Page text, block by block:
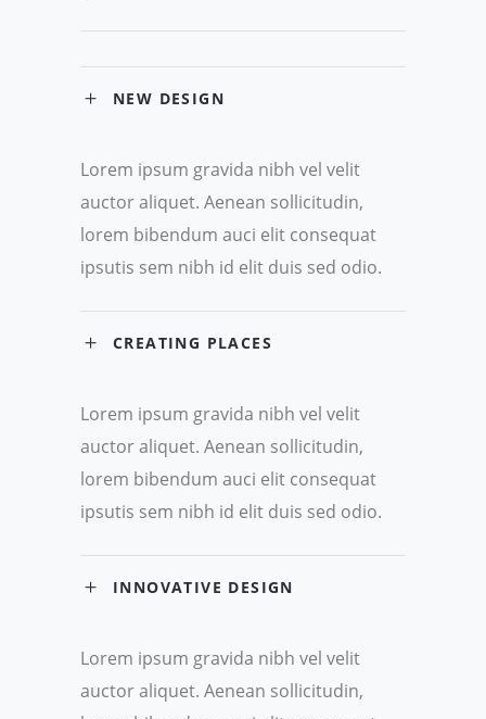
NEW DESIGN
Lorem ipsum gravida nibh vel velit
auctor aliquet. Aenean sollicitudin,
lorem bibendum auci elit consequat
ipsutis sem nibh id elit duis sed odio.
CREATING PLACES
Lorem ipsum gravida nibh vel velit
auctor aliquet. Aenean sollicitudin,
lorem bibendum auci elit consequat
ipsutis sem nibh id elit duis sed odio.
INNOVATIVE DESIGN
Lorem ipsum gravida nibh vel velit
auctor aliquet. Aenean sollicitudin,